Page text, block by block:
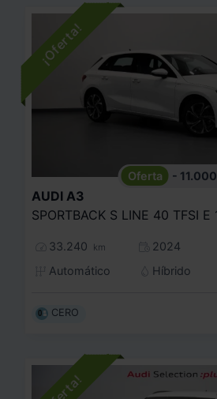
- 11.000
AUDI A3
33.240 km
2024
Automático
Híbrido
CERO